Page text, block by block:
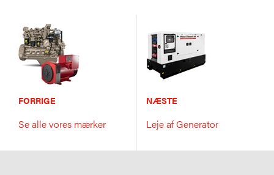
FORRIGE
Se alle vores mærker
NÆSTE
Leje af Generator